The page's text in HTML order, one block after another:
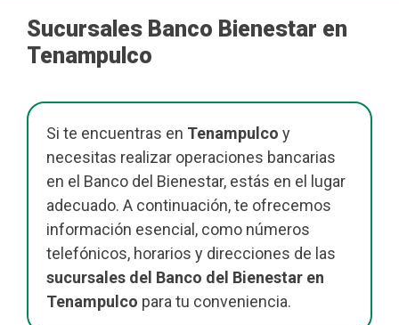
Sucursales Banco Bienestar en
Tenampulco
Si te encuentras en Tenampulco y
necesitas realizar operaciones bancarias
en el Banco del Bienestar, estás en el lugar
adecuado. A continuación, te ofrecemos
información esencial, como números
telefónicos, horarios y direcciones de las
sucursales del Banco del Bienestar en
Tenampulco para tu conveniencia.